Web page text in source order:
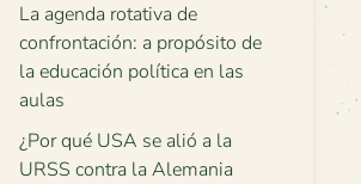
La agenda rotativa de
confrontación: a propósito de
la educación política en las
aulas
¿Por qué USA se alió a la
URSS contra la Alemania